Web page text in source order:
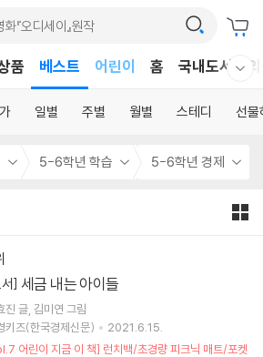
품 베스트
어린이
어린이
홈 국내도서
일별 주별 월별 스테디 선물
5-6학년 학습 5-6학년 경제
] 세금 내는 아이들
진 글 김미연 그림
키즈(한국경제신문)
2021.6.15.
어린이 지금 이 책] 런치백/초경량 피크닉 매트/포켓